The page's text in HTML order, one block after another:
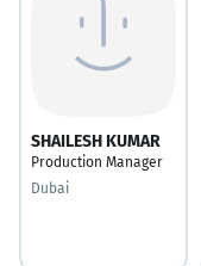
SHAILESH KUMAR
Production Manager
Dubai